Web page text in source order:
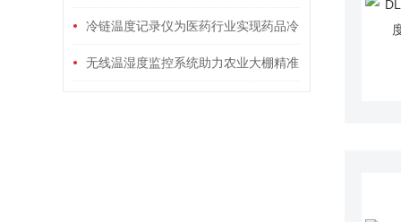
能运维的全流程解析
冷链温度记录仪为医药行业实现药品冷
链全程化储运
无线温湿度监控系统助力农业大棚精准